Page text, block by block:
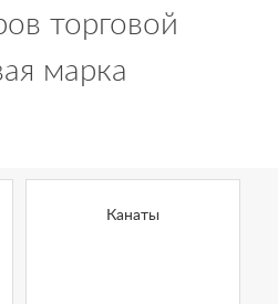
торговой
марка
Канаты